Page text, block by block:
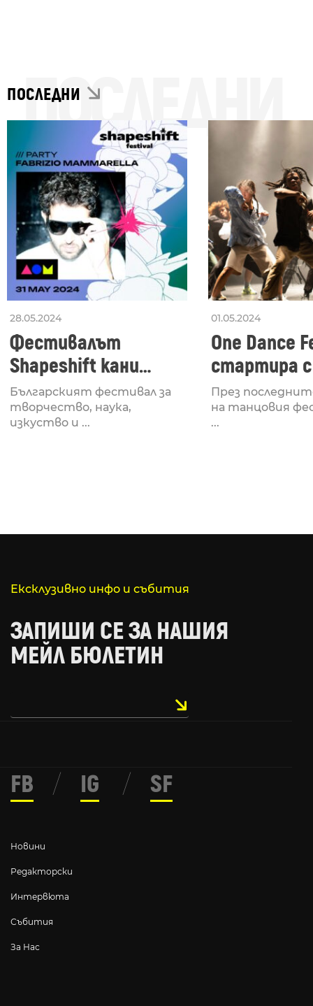
ПОСЛЕДНИ
ПОСЛЕДНИ
28.05.2024
Фестивалът
Shapeshift кани
Fabrizio Mammarella
за откриването си
Българският фестивал за
творчество, наука,
изкуство и ...
01.05.2024
One Dance
стартира
Lucid,
рейв
През
на танцовия
...
Ексклузивно инфо и събития
ЗАПИШИ СЕ ЗА НАШИЯ
МЕЙЛ БЮЛЕТИН
Новини
Редакторски
Интервюта
Събития
За Нас
FB / IG / SF